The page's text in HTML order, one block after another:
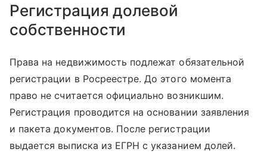
Регистрация долевой
собственности
Права на недвижимость подлежат обязательной
регистрации в Росреестре. До этого момента
право не считается официально возникшим.
Регистрация проводится на основании заявления
и пакета документов. После регистрации
выдается выписка из ЕГРН с указанием долей.